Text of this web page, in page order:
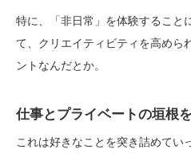
特に、「非日常」を体験すること
て、クリエイティビティを高めら
ントなんだとか。
仕事とプライベートの垣根
これは好きなことを突き詰めてい